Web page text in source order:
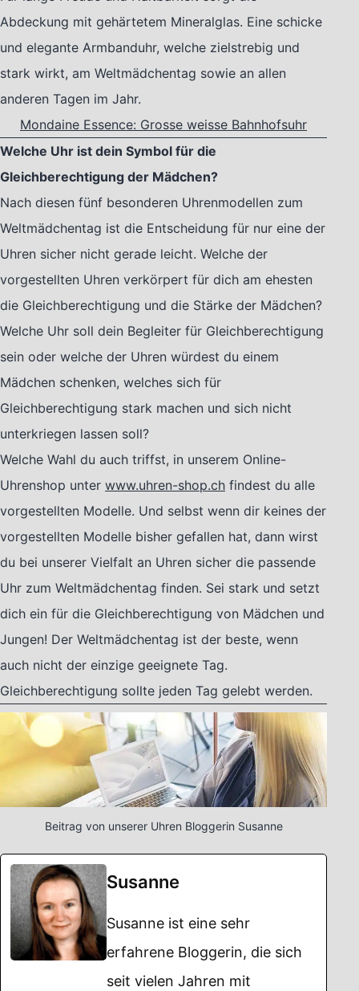
Abdeckung mit gehärtetem Mineralglas. Eine schicke
und elegante Armbanduhr, welche zielstrebig und
stark wirkt, am Weltmädchentag sowie an allen
anderen Tagen im Jahr.
Mondaine Essence: Grosse weisse Bahnhofsuhr
Welche Uhr ist dein Symbol für die
Gleichberechtigung der Mädchen?
Nach diesen fünf besonderen Uhrenmodellen zum
Weltmädchentag ist die Entscheidung für nur eine der
Uhren sicher nicht gerade leicht. Welche der
vorgestellten Uhren verkörpert für dich am ehesten
die Gleichberechtigung und die Stärke der Mädchen?
Welche Uhr soll dein Begleiter für Gleichberechtigung
sein oder welche der Uhren würdest du einem
Mädchen schenken, welches sich für
Gleichberechtigung stark machen und sich nicht
unterkriegen lassen soll?
Welche Wahl du auch triffst, in unserem Online-
Uhrenshop unter www.uhren-shop.ch findest du alle
vorgestellten Modelle. Und selbst wenn dir keines der
vorgestellten Modelle bisher gefallen hat, dann wirst
du bei unserer Vielfalt an Uhren sicher die passende
Uhr zum Weltmädchentag finden. Sei stark und setzt
dich ein für die Gleichberechtigung von Mädchen und
Jungen! Der Weltmädchentag ist der beste, wenn
auch nicht der einzige geeignete Tag.
Gleichberechtigung sollte jeden Tag gelebt werden.
Beitrag von unserer Uhren Bloggerin Susanne
Susanne
Susanne ist eine sehr
erfahrene Bloggerin, die sich
seit vielen Jahren mit